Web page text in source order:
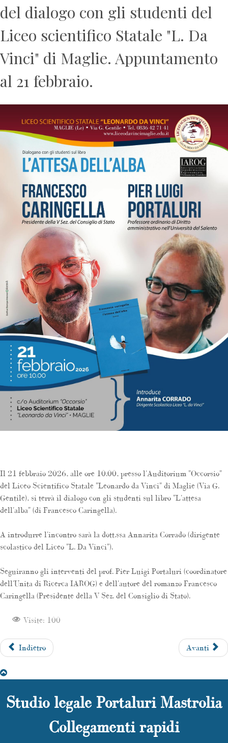
del dialogo con gli studenti del
Liceo scientifico Statale "L. Da
Vinci" di Maglie. Appuntamento
al 21 febbraio.
Il 21 febbraio 2026, alle ore 10.00, presso l'Auditorium "Occorsio"
del Liceo Scientifico Statale "Leonardo da Vinci" di Maglie (Via G.
Gentile), si terrà il dialogo con gli studenti sul libro "L'attesa
dell'alba" (di Francesco Caringella).
A introdurre l'incontro sarà la dott.ssa Annarita Corrado (dirigente
scolastico del Liceo "L. Da Vinci").
Seguiranno gli interventi del prof. Pier Luigi Portaluri (coordinatore
dell'Unita di Ricerca IAROG) e dell'autore del romanzo Francesco
Caringella (Presidente della V Sez. del Consiglio di Stato).
Visite: 100
Indietro Avanti
Studio legale Portaluri Mastrolia
Collegamenti rapidi